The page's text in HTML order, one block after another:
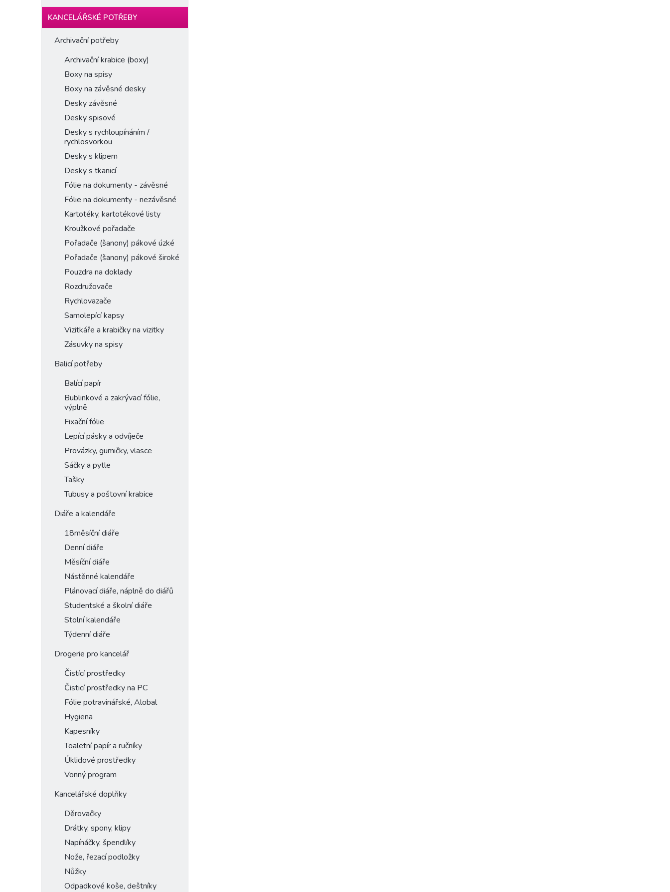
KANCELÁŘSKÉ POTŘEBY
Archivační potřeby
Archivační krabice (boxy)
Boxy na spisy
Boxy na závěsné desky
Desky závěsné
Desky spisové
Desky s rychloupínáním /
rychlosvorkou
Desky s klipem
Desky s tkanicí
Fólie na dokumenty - závěsné
Fólie na dokumenty - nezávěsné
Kartotéky, kartotékové listy
Kroužkové pořadače
Pořadače (šanony) pákové úzké
Pořadače (šanony) pákové široké
Pouzdra na doklady
Rozdružovače
Rychlovazače
Samolepící kapsy
Vizitkáře a krabičky na vizitky
Zásuvky na spisy
Balicí potřeby
Balící papír
Bublinkové a zakrývací fólie,
výplně
Fixační fólie
Lepící pásky a odvíječe
Provázky, gumičky, vlasce
Sáčky a pytle
Tašky
Tubusy a poštovní krabice
Diáře a kalendáře
18měsíční diáře
Denní diáře
Měsíční diáře
Nástěnné kalendáře
Plánovací diáře, náplně do diářů
Studentské a školní diáře
Stolní kalendáře
Týdenní diáře
Drogerie pro kancelář
Čistící prostředky
Čisticí prostředky na PC
Fólie potravinářské, Alobal
Hygiena
Kapesníky
Toaletní papír a ručníky
Úklidové prostředky
Vonný program
Kancelářské doplňky
Děrovačky
Drátky, spony, klipy
Napínáčky, špendlíky
Nože, řezací podložky
Nůžky
Odpadkové koše, deštníky